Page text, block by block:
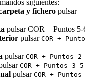
siguientes:
y fichero pulsar
pulsar COR + Puntos
pulsar COR +
pulsar COR + Puntos
COR + Puntos 3-
pulsar COR +